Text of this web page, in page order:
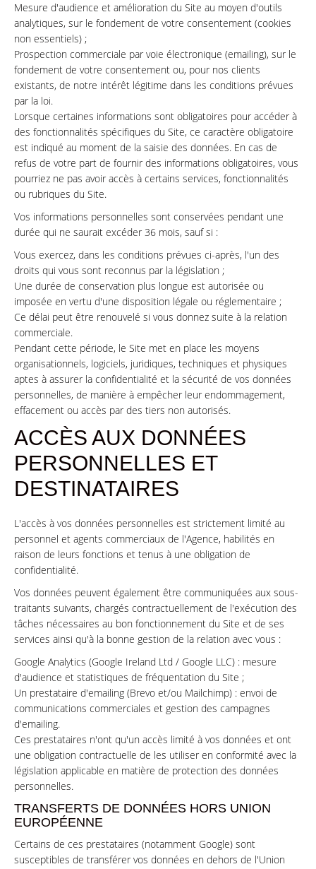
Mesure d'audience et amélioration du Site au moyen d'outils
analytiques, sur le fondement de votre consentement (cookies
non essentiels) ;
Prospection commerciale par voie électronique (emailing), sur le
fondement de votre consentement ou, pour nos clients
existants, de notre intérêt légitime dans les conditions prévues
par la loi.
Lorsque certaines informations sont obligatoires pour accéder à
des fonctionnalités spécifiques du Site, ce caractère obligatoire
est indiqué au moment de la saisie des données. En cas de
refus de votre part de fournir des informations obligatoires, vous
pourriez ne pas avoir accès à certains services, fonctionnalités
ou rubriques du Site.
Vos informations personnelles sont conservées pendant une
durée qui ne saurait excéder 36 mois, sauf si :
Vous exercez, dans les conditions prévues ci-après, l'un des
droits qui vous sont reconnus par la législation ;
Une durée de conservation plus longue est autorisée ou
imposée en vertu d'une disposition légale ou réglementaire ;
Ce délai peut être renouvelé si vous donnez suite à la relation
commerciale.
Pendant cette période, le Site met en place les moyens
organisationnels, logiciels, juridiques, techniques et physiques
aptes à assurer la confidentialité et la sécurité de vos données
personnelles, de manière à empêcher leur endommagement,
effacement ou accès par des tiers non autorisés.
ACCÈS AUX DONNÉES
PERSONNELLES ET
DESTINATAIRES
L'accès à vos données personnelles est strictement limité au
personnel et agents commerciaux de l'Agence, habilités en
raison de leurs fonctions et tenus à une obligation de
confidentialité.
Vos données peuvent également être communiquées aux sous-
traitants suivants, chargés contractuellement de l'exécution des
tâches nécessaires au bon fonctionnement du Site et de ses
services ainsi qu'à la bonne gestion de la relation avec vous :
Google Analytics (Google Ireland Ltd / Google LLC) : mesure
d'audience et statistiques de fréquentation du Site ;
Un prestataire d'emailing (Brevo et/ou Mailchimp) : envoi de
communications commerciales et gestion des campagnes
d'emailing.
Ces prestataires n'ont qu'un accès limité à vos données et ont
une obligation contractuelle de les utiliser en conformité avec la
législation applicable en matière de protection des données
personnelles.
TRANSFERTS DE DONNÉES HORS UNION
EUROPÉENNE
Certains de ces prestataires (notamment Google) sont
susceptibles de transférer vos données en dehors de l'Union